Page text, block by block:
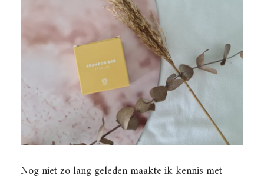
Nog niet zo lang geleden maakte ik kennis met